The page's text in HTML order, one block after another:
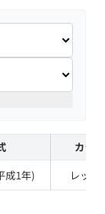
カラー
成1年) レッド